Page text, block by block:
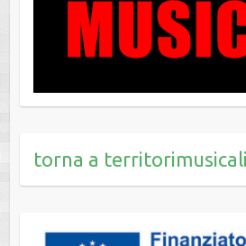
torna a